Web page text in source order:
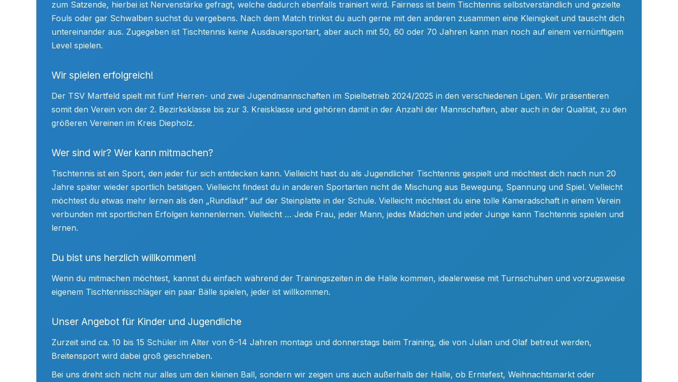
zum Satzende, hierbei ist Nervenstärke gefragt, welche dadurch ebenfalls trainiert wird. Fairness ist beim Tischtennis selbstverständlich und gezielte
Fouls oder gar Schwalben suchst du vergebens. Nach dem Match trinkst du auch gerne mit den anderen zusammen eine Kleinigkeit und tauscht dich
untereinander aus. Zugegeben ist Tischtennis keine Ausdauersportart, aber auch mit 50, 60 oder 70 Jahren kann man noch auf einem vernünftigem
Level spielen.
Wir spielen erfolgreich!
Der TSV Martfeld spielt mit fünf Herren- und zwei Jugendmannschaften im Spielbetrieb 2024/2025 in den verschiedenen Ligen. Wir präsentieren
somit den Verein von der 2. Bezirksklasse bis zur 3. Kreisklasse und gehören damit in der Anzahl der Mannschaften, aber auch in der Qualität, zu den
größeren Vereinen im Kreis Diepholz.
Wer sind wir? Wer kann mitmachen?
Tischtennis ist ein Sport, den jeder für sich entdecken kann. Vielleicht hast du als Jugendlicher Tischtennis gespielt und möchtest dich nach nun 20
Jahre später wieder sportlich betätigen. Vielleicht findest du in anderen Sportarten nicht die Mischung aus Bewegung, Spannung und Spiel. Vielleicht
möchtest du etwas mehr lernen als den „Rundlauf“ auf der Steinplatte in der Schule. Vielleicht möchtest du eine tolle Kameradschaft in einem Verein
verbunden mit sportlichen Erfolgen kennenlernen. Vielleicht … Jede Frau, jeder Mann, jedes Mädchen und jeder Junge kann Tischtennis spielen und
lernen.
Du bist uns herzlich willkommen!
Wenn du mitmachen möchtest, kannst du einfach während der Trainingszeiten in die Halle kommen, idealerweise mit Turnschuhen und vorzugsweise
eigenem Tischtennisschläger ein paar Bälle spielen, jeder ist willkommen.
Unser Angebot für Kinder und Jugendliche
Zurzeit sind ca. 10 bis 15 Schüler im Alter von 6–14 Jahren montags und donnerstags beim Training, die von Julian und Olaf betreut werden,
Breitensport wird dabei groß geschrieben.
Bei uns dreht sich nicht nur alles um den kleinen Ball, sondern wir zeigen uns auch außerhalb der Halle, ob Erntefest, Weihnachtsmarkt oder